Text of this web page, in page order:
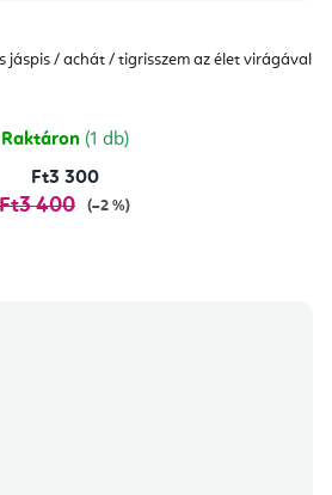
/ achát / tigrisszem az élet virágával
Raktáron (1 db)
Ft3 300
Ft3 400 (–2 %)